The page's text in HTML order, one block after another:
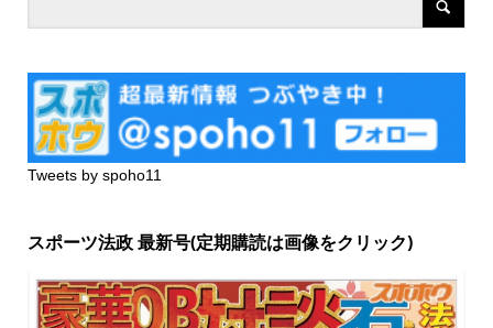
Tweets by spoho11
スポーツ法政 最新号(定期購読は画像をクリック)